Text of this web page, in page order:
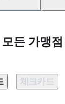
든 가맹
체크카드